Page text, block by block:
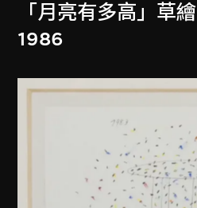
「月亮有多高」草繪
1986